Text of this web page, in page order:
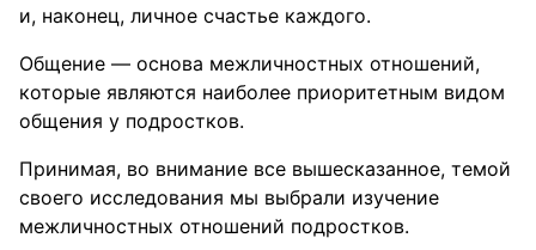
и, наконец, личное счастье каждого.
Общение — основа межличностных отношений,
которые являются наиболее приоритетным видом
общения у подростков.
Принимая, во внимание все вышесказанное, темой
своего исследования мы выбрали изучение
межличностных отношений подростков.